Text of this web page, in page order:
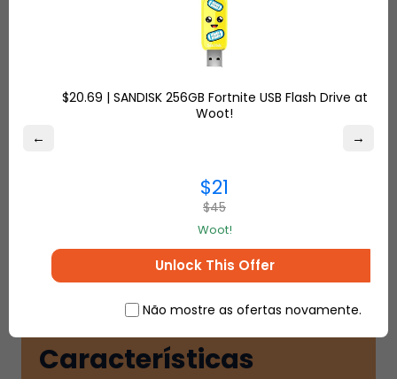
Compre em suas lojas favoritas
entregaremos seus pedidos na
sua porta
Características
← →
$20.69 | SANDISK 256GB Fortnite USB Flash Drive at
Woot!
$21
$45
Woot!
Unlock This Offer
Não mostre as ofertas novamente.